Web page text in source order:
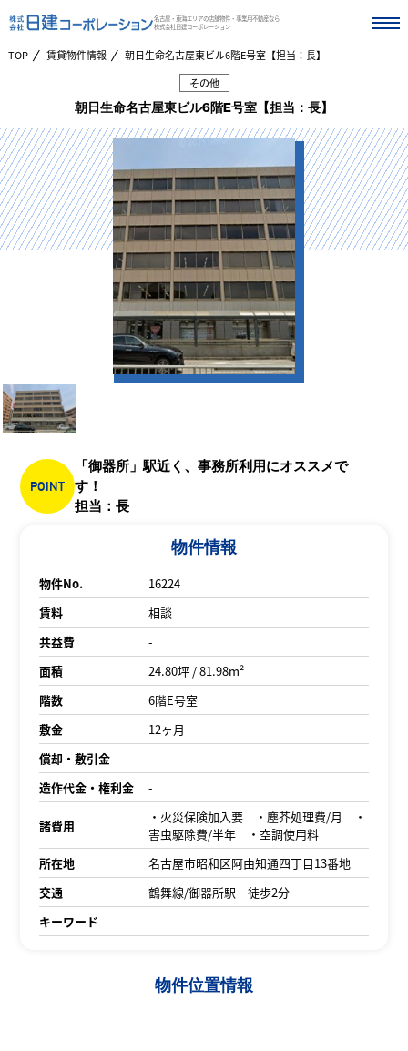
名古屋・東海エリアの店舗物件・事業用不動産なら
株式会社日建コーポレーション
TOP 賃貸物件情報
朝日生命名古屋東ビル6階E号室【担当：長】
その他
朝日生命名古屋東ビル6階E号室【担当：長】
POINT
「御器所」駅近く、事務所利用にオススメで
す！
担当：長
物件情報
物件No.
16224
賃料
相談
共益費
-
面積
24.80坪 / 81.98m²
階数
6階E号室
敷金
12ヶ月
償却・敷引金
-
造作代金・権利金
-
諸費用
・火災保険加入要 ・塵芥処理費/月 ・
害虫駆除費/半年 ・空調使用料
所在地
名古屋市昭和区阿由知通四丁目13番地
交通
鶴舞線/御器所駅 徒歩2分
キーワード
物件位置情報